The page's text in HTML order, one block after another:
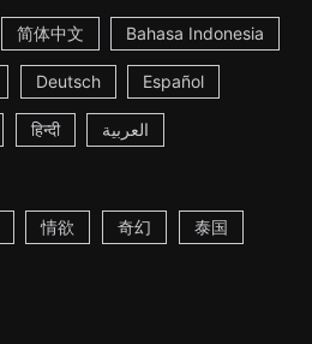
简体中文 Bahasa Indonesia
Deutsch Español
हिन्दी العربية
情欲 奇幻 泰国